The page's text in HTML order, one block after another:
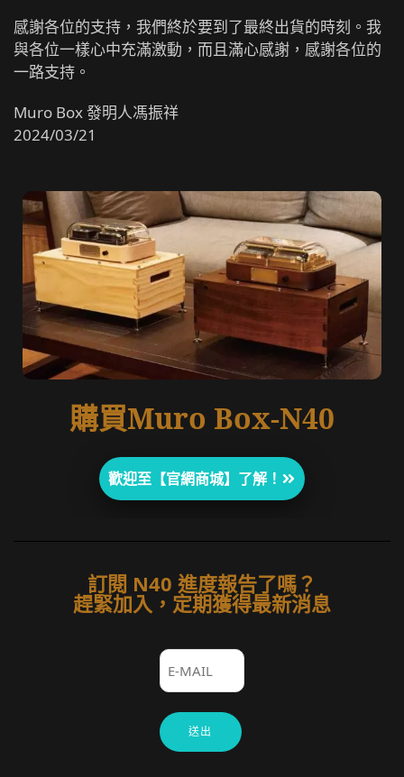
感謝各位的支持，我們終於要到了最終出貨的時刻。我
與各位一樣心中充滿激動，而且滿心感謝，感謝各位的
一路支持。
Muro Box 發明人馮振祥
2024/03/21
購買Muro Box-N40
歡迎至【官網商城】了解！
訂閱 N40 進度報告了嗎？
趕緊加入，定期獲得最新消息